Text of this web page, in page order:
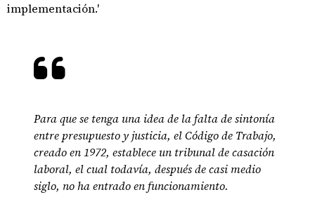
implementación.'
Para que se tenga una idea de la falta de sintonía
entre presupuesto y justicia, el Código de Trabajo,
creado en 1972, establece un tribunal de casación
laboral, el cual todavía, después de casi medio
siglo, no ha entrado en funcionamiento.